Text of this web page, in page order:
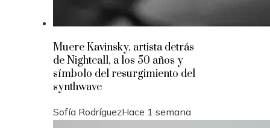
Muere Kavinsky, artista detrás
de Nightcall, a los 50 años y
símbolo del resurgimiento del
synthwave
Sofía RodríguezHace 1 semana